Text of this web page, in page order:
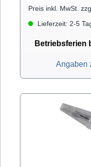
Preis inkl. MwSt.
Lieferzeit: 2-5
Betriebsferien
Angaben